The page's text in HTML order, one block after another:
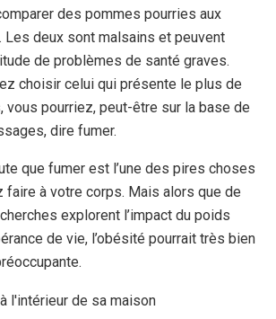
des pommes pourries aux
Les deux sont malsains et peuvent
de problèmes de santé graves.
choisir celui qui présente le plus de
vous pourriez, peut-être sur la base de
dire fumer.
que fumer est l’une des pires choses
à votre corps. Mais alors que de
explorent l’impact du poids
de vie, l’obésité pourrait très bien